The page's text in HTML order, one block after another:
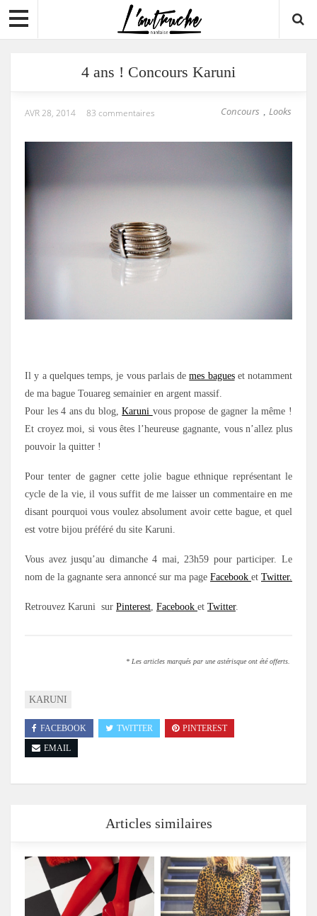
4 ans ! Concours Karuni
Concours , Looks
AVR 28, 2014 83 commentaires
Il y a quelques temps, je vous parlais demes bagueset notamment
de ma bague Touareg semainier en argent massif.
Pour les 4 ans du blog,Karuni vous propose de gagner la même !
Et croyez moi, si vous êtes l’heureuse gagnante, vous n’allez plus
pouvoir la quitter !
Pour tenter de gagner cette jolie bague ethnique représentant le
cycle de la vie, il vous suffit de me laisser un commentaire en me
disant pourquoi vous voulez absolument avoir cette bague, et quel
est votre bijou préféré du site Karuni.
Vous avez jusqu’au dimanche 4 mai, 23h59 pour participer. Le
nom de la gagnante sera annoncé sur ma page Facebook et Twitter.
Retrouvez Karuni sur Pinterest, Facebook et Twitter.
* Les articles marqués par une astérisque ont été offerts.
KARUNI
FACEBOOK TWITTER
PINTEREST
EMAIL
Articles similaires